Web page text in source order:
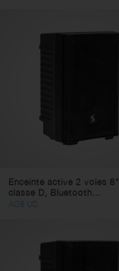
Enceinte active 2 voies 8",
classe D, Bluetooth...
AS8 US